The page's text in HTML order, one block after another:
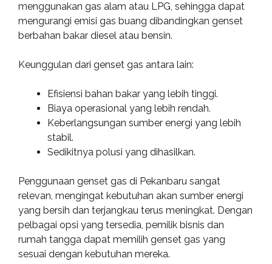
menggunakan gas alam atau LPG, sehingga dapat
mengurangi emisi gas buang dibandingkan genset
berbahan bakar diesel atau bensin.
Keunggulan dari genset gas antara lain:
Efisiensi bahan bakar yang lebih tinggi.
Biaya operasional yang lebih rendah.
Keberlangsungan sumber energi yang lebih
stabil.
Sedikitnya polusi yang dihasilkan.
Penggunaan genset gas di Pekanbaru sangat
relevan, mengingat kebutuhan akan sumber energi
yang bersih dan terjangkau terus meningkat. Dengan
pelbagai opsi yang tersedia, pemilik bisnis dan
rumah tangga dapat memilih genset gas yang
sesuai dengan kebutuhan mereka.